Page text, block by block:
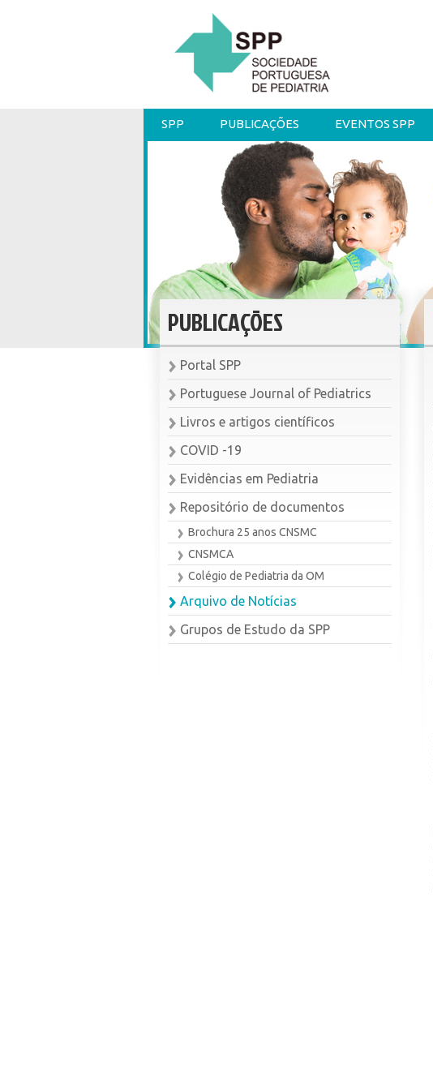
SPP PUBLICAÇÕES EVENTOS SPP
PUBLICAÇÕES
Portal SPP
Portuguese Journal of Pediatrics
Livros e artigos científicos
COVID -19
Evidências em Pediatria
Repositório de documentos
Brochura 25 anos CNSMC
CNSMCA
Colégio de Pediatria da OM
Arquivo de Notícias
Grupos de Estudo da SPP